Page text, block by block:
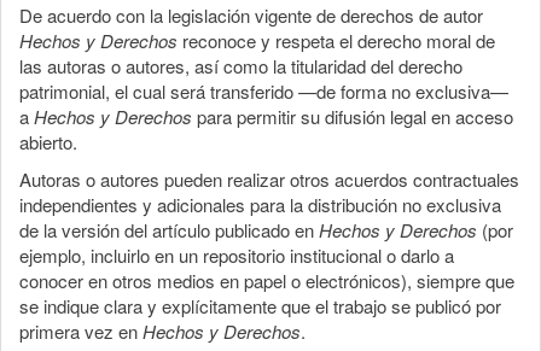
De acuerdo con la legislación vigente de derechos de autor
Hechos y Derechos reconoce y respeta el derecho moral de
las autoras o autores, así como la titularidad del derecho
patrimonial, el cual será transferido —de forma no exclusiva—
aHechos y Derechos para permitir su difusión legal en acceso
abierto.
Autoras o autores pueden realizar otros acuerdos contractuales
independientes y adicionales para la distribución no exclusiva
de la versión del artículo publicado enHechos y Derechos (por
ejemplo, incluirlo en un repositorio institucional o darlo a
conocer en otros medios en papel o electrónicos), siempre que
se indique clara y explícitamente que el trabajo se publicó por
primera vez enHechos y Derechos.